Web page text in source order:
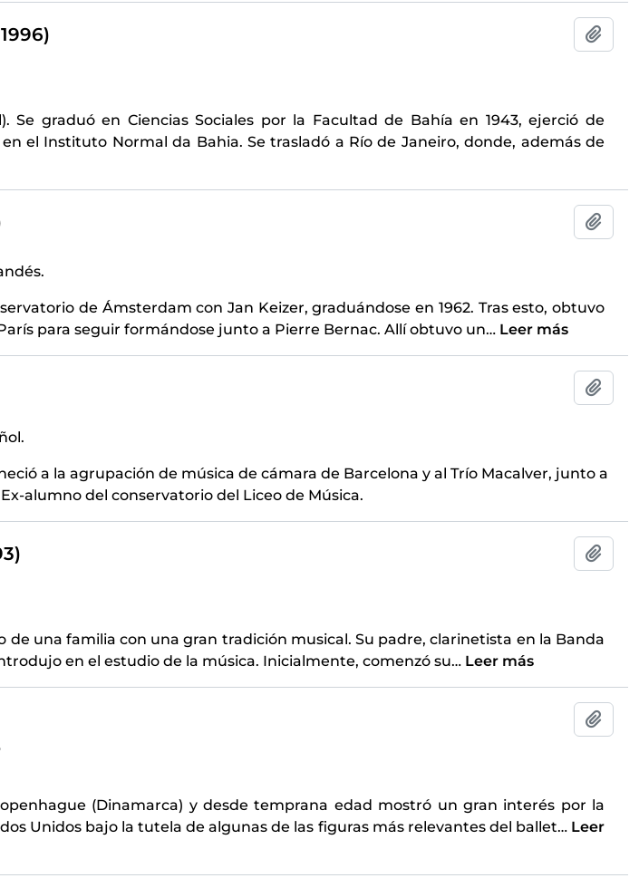
Se graduó en Ciencias Sociales por la Facultad de Bahía en 1943, ejerció de
el Instituto Normal da Bahia. Se trasladó a Río de Janeiro, donde, además de
de Ámsterdam con Jan Keizer, graduándose en 1962. Tras esto, obtuvo
para seguir formándose junto a Pierre Bernac. Allí obtuvo un… Leer más
a la agrupación de música de cámara de Barcelona y al Trío Macalver, junto a
alumno del conservatorio del Liceo de Música.
de una familia con una gran tradición musical. Su padre, clarinetista en la Banda
en el estudio de la música. Inicialmente, comenzó su… Leer más
(Dinamarca) y desde temprana edad mostró un gran interés por la
Unidos bajo la tutela de algunas de las figuras más relevantes del ballet… Leer